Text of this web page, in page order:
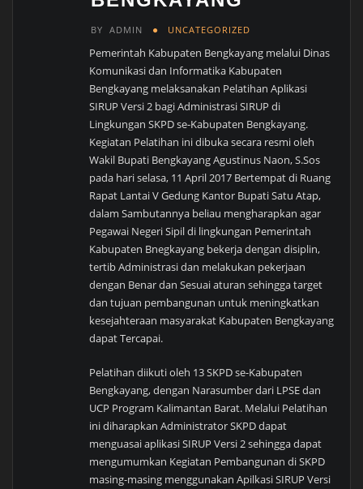
BY ADMIN UNCATEGORIZED
Pemerintah Kabupaten Bengkayang melalui Dinas
Komunikasi dan Informatika Kabupaten
Bengkayang melaksanakan Pelatihan Aplikasi
SIRUP Versi 2 bagi Administrasi SIRUP di
Lingkungan SKPD se-Kabupaten Bengkayang.
Kegiatan Pelatihan ini dibuka secara resmi oleh
Wakil Bupati Bengkayang Agustinus Naon, S.Sos
pada hari selasa, 11 April 2017 Bertempat di Ruang
Rapat Lantai V Gedung Kantor Bupati Satu Atap,
dalam Sambutannya beliau mengharapkan agar
Pegawai Negeri Sipil di lingkungan Pemerintah
Kabupaten Bnegkayang bekerja dengan disiplin,
tertib Administrasi dan melakukan pekerjaan
dengan Benar dan Sesuai aturan sehingga target
dan tujuan pembangunan untuk meningkatkan
kesejahteraan masyarakat Kabupaten Bengkayang
dapat Tercapai.
Pelatihan diikuti oleh 13 SKPD se-Kabupaten
Bengkayang, dengan Narasumber dari LPSE dan
UCP Program Kalimantan Barat. Melalui Pelatihan
ini diharapkan Administrator SKPD dapat
menguasai aplikasi SIRUP Versi 2 sehingga dapat
mengumumkan Kegiatan Pembangunan di SKPD
masing-masing menggunakan Apilkasi SIRUP Versi